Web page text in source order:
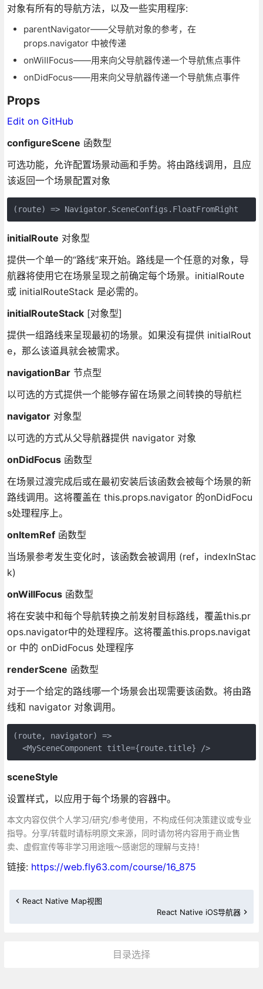
对象有所有的导航方法，以及一些实用程序:
parentNavigator——父导航对象的参考，在
props.navigator 中被传递
onWillFocus——用来向父导航器传递一个导航焦点事件
onDidFocus——用来向父导航器传递一个导航焦点事件
Props
Edit on GitHub
configureScene 函数型
可选功能，允许配置场景动画和手势。将由路线调用，且应
该返回一个场景配置对象
initialRoute 对象型
提供一个单一的“路线”来开始。路线是一个任意的对象，导
航器将使用它在场景呈现之前确定每个场景。initialRoute
或 initialRouteStack 是必需的。
initialRouteStack[对象型]
提供一组路线来呈现最初的场景。如果没有提供 initialRout
e，那么该道具就会被需求。
navigationBar节点型
以可选的方式提供一个能够存留在场景之间转换的导航栏
navigator对象型
以可选的方式从父导航器提供 navigator 对象
onDidFocus函数型
在场景过渡完成后或在最初安装后该函数会被每个场景的新
路线调用。这将覆盖在 this.props.navigator 的onDidFocu
s处理程序上。
onItemRef函数型
当场景参考发生变化时，该函数会被调用 (ref，indexInStac
k)
onWillFocus函数型
将在安装中和每个导航转换之前发射目标路线，覆盖this.pr
ops.navigator中的处理程序。这将覆盖this.props.navigat
or 中的 onDidFocus 处理程序
renderScene 函数型
对于一个给定的路线哪一个场景会出现需要该函数。将由路
线和 navigator 对象调用。
(route, navigator) =>
  <MySceneComponent title={route.title} />
sceneStyle
设置样式，以应用于每个场景的容器中。
本文内容仅供个人学习/研究/参考使用，不构成任何决策建议或专业
指导。分享/转载时请标明原文来源，同时请勿将内容用于商业售
卖、虚假宣传等非学习用途哦～感谢您的理解与支持！
链接: https://web.fly63.com/course/16_875
React Native Map视图
React Native iOS导航器
目录选择